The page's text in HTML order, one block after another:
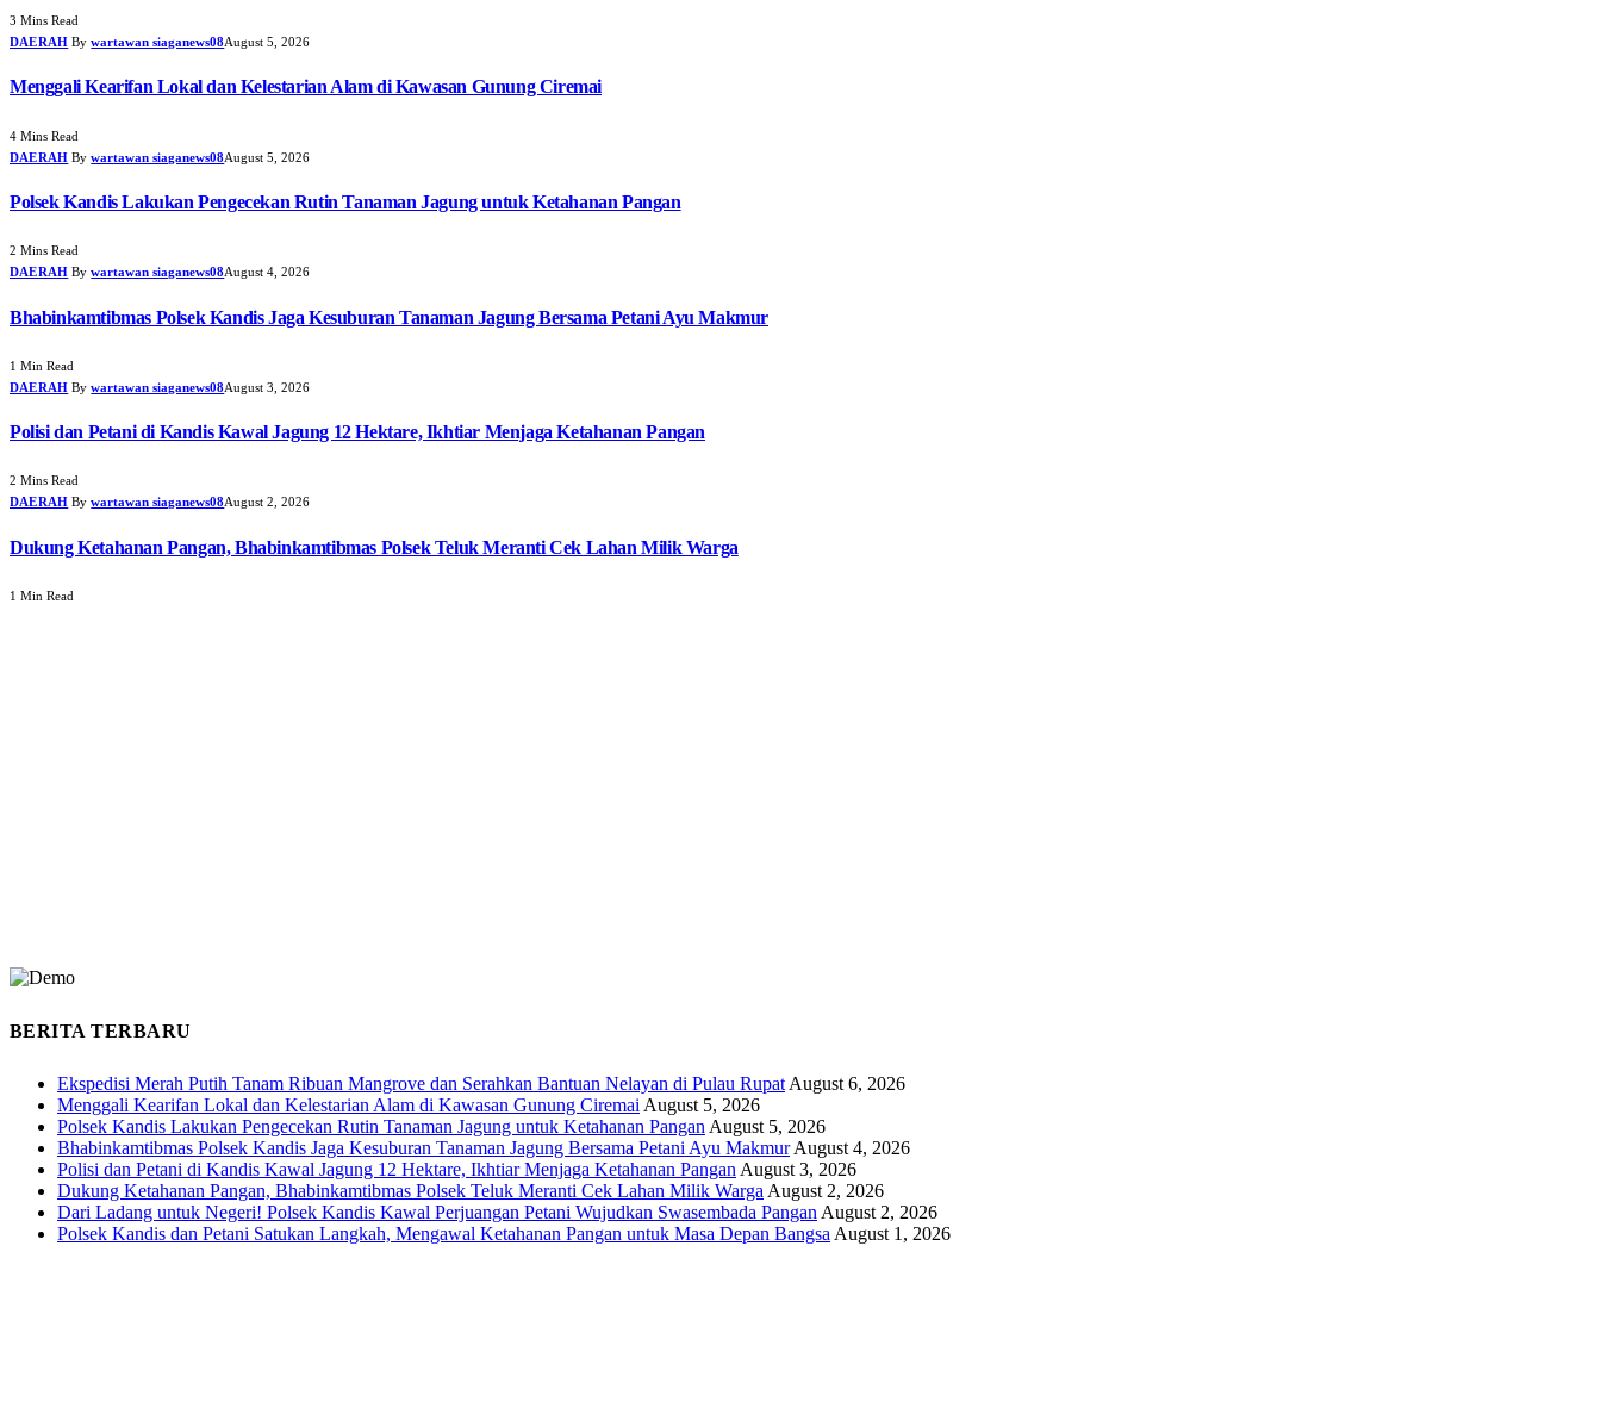
3 Mins Read
DAERAH By wartawan siaganews08August 5, 2026
Menggali Kearifan Lokal dan Kelestarian Alam di Kawasan Gunung Ciremai
4 Mins Read
DAERAH By wartawan siaganews08August 5, 2026
Polsek Kandis Lakukan Pengecekan Rutin Tanaman Jagung untuk Ketahanan Pangan
2 Mins Read
DAERAH By wartawan siaganews08August 4, 2026
Bhabinkamtibmas Polsek Kandis Jaga Kesuburan Tanaman Jagung Bersama Petani Ayu Makmur
1 Min Read
DAERAH By wartawan siaganews08August 3, 2026
Polisi dan Petani di Kandis Kawal Jagung 12 Hektare, Ikhtiar Menjaga Ketahanan Pangan
2 Mins Read
DAERAH By wartawan siaganews08August 2, 2026
Dukung Ketahanan Pangan, Bhabinkamtibmas Polsek Teluk Meranti Cek Lahan Milik Warga
1 Min Read
BERITA TERBARU
Ekspedisi Merah Putih Tanam Ribuan Mangrove dan Serahkan Bantuan Nelayan di Pulau Rupat August 6, 2026
Menggali Kearifan Lokal dan Kelestarian Alam di Kawasan Gunung Ciremai August 5, 2026
Polsek Kandis Lakukan Pengecekan Rutin Tanaman Jagung untuk Ketahanan Pangan August 5, 2026
Bhabinkamtibmas Polsek Kandis Jaga Kesuburan Tanaman Jagung Bersama Petani Ayu Makmur August 4, 2026
Polisi dan Petani di Kandis Kawal Jagung 12 Hektare, Ikhtiar Menjaga Ketahanan Pangan August 3, 2026
Dukung Ketahanan Pangan, Bhabinkamtibmas Polsek Teluk Meranti Cek Lahan Milik Warga August 2, 2026
Dari Ladang untuk Negeri! Polsek Kandis Kawal Perjuangan Petani Wujudkan Swasembada Pangan August 2, 2026
Polsek Kandis dan Petani Satukan Langkah, Mengawal Ketahanan Pangan untuk Masa Depan Bangsa August 1, 2026